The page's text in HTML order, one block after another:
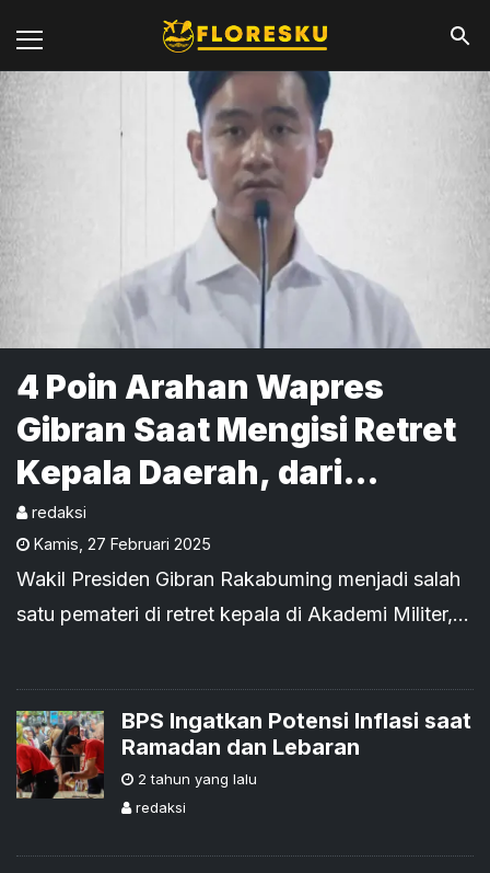
4 Poin Arahan Wapres
Gibran Saat Mengisi Retret
Kepala Daerah, dari
Program MBG hingga
Sertifikasi Halal UMKM
redaksi
Kamis 27 Februari 2025
Wakil Presiden Gibran Rakabuming menjadi salah
satu pemateri di retret kepala di Akademi Militer,
2025.
BPS Ingatkan Potensi Inflasi saat
Ramadan dan Lebaran
2 tahun yang lalu
redaksi